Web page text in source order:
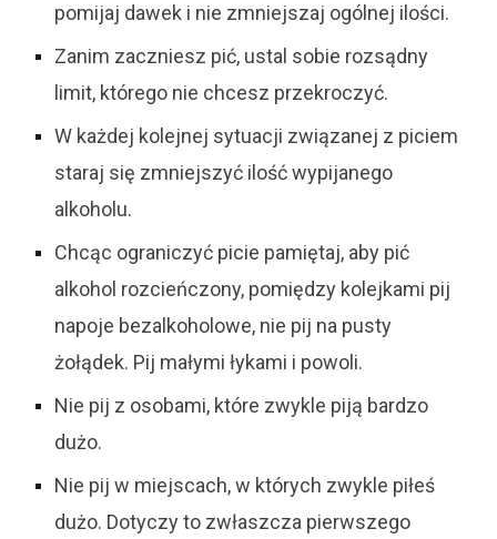
pomijaj dawek i nie zmniejszaj ogólnej ilości.
Zanim zaczniesz pić, ustal sobie rozsądny
limit, którego nie chcesz przekroczyć.
W każdej kolejnej sytuacji związanej z piciem
staraj się zmniejszyć ilość wypijanego
alkoholu.
Chcąc ograniczyć picie pamiętaj, aby pić
alkohol rozcieńczony, pomiędzy kolejkami pij
napoje bezalkoholowe, nie pij na pusty
żołądek. Pij małymi łykami i powoli.
Nie pij z osobami, które zwykle piją bardzo
dużo.
Nie pij w miejscach, w których zwykle piłeś
dużo. Dotyczy to zwłaszcza pierwszego